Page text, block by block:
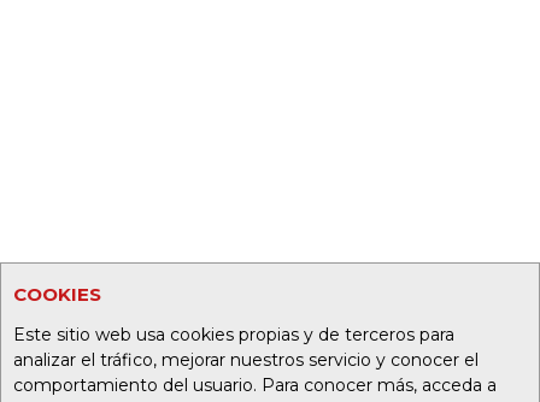
COOKIES
Este sitio web usa cookies propias y de terceros para
analizar el tráfico, mejorar nuestros servicio y conocer el
comportamiento del usuario. Para conocer más, acceda a